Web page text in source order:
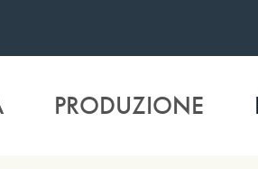
PRODUZIONE